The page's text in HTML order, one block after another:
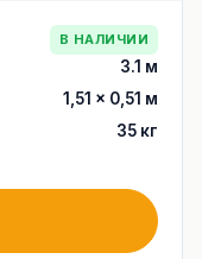
В НАЛИЧИИ
3.1 м
1,51 × 0,51 м
35 кг